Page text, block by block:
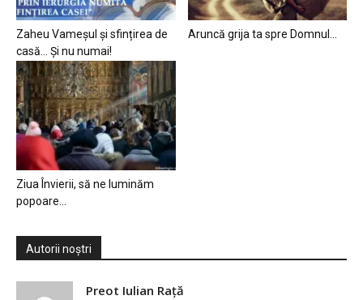
Zaheu Vameșul și sfințirea de
casă… Și nu numai!
Aruncă grija ta spre Domnul…
Ziua Învierii, să ne luminăm
popoare…
Autorii noștri
Preot Iulian Raţă